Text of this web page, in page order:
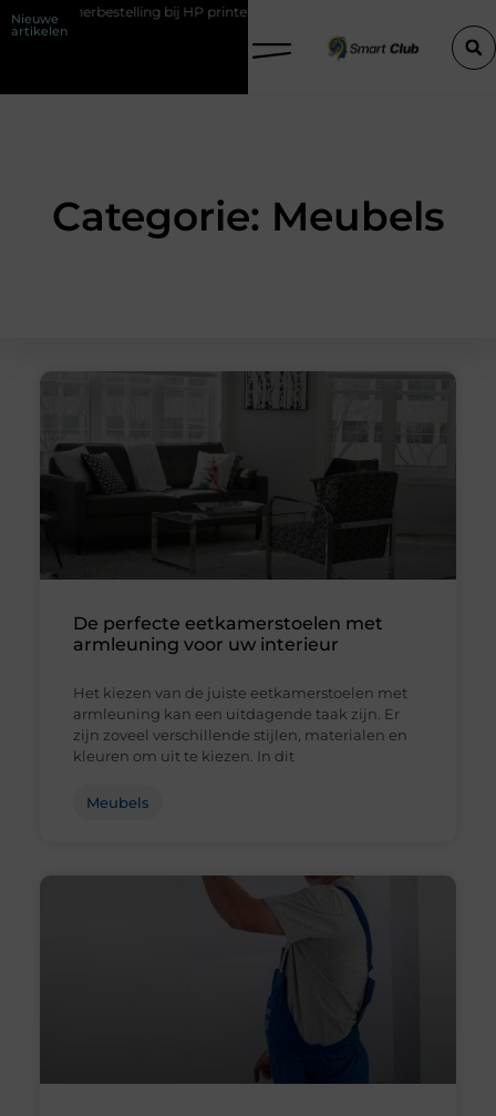
Nieuwe
artikelen
tonerbestelling bij HP printers
Categorie: Meubels
De perfecte eetkamerstoelen met
armleuning voor uw interieur
Het kiezen van de juiste eetkamerstoelen met
armleuning kan een uitdagende taak zijn. Er
zijn zoveel verschillende stijlen, materialen en
kleuren om uit te kiezen. In dit
Meubels